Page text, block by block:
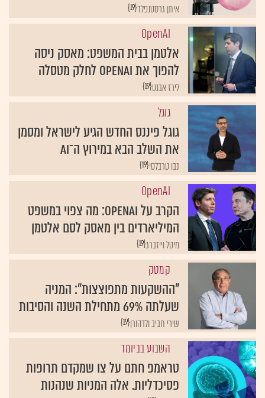
{19}איתן גרסטנפלד
OpenAI
אלטמן בבית המשפט: מאסק ניסה
להפוך את OpenAI לחלק מטסלה
{19}לירז אבנט
גוגל
גוגל פיננס החדש הגיע לישראל ומסמן
את השלב הבא במירוץ ה־AI
{19}נבו טרבלסי
OpenAI
הקרב על OpenAI: מה צפוי במשפט
המיליארדים בין מאסק לסם אלטמן
{19}מיטל וייזברג
קמטק
"ההשקעות מתפוצצות": המניה
שעלתה 69% מתחילת השנה והסיבות
{19}שירי חביב ולדהורן
השבוע בביומד
טראמפ חתם על צו שמקדם תרופות
פסיכדליות. אלה המניות שנהנות